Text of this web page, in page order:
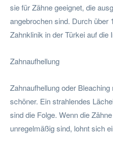
sie für Zähne geeignet, die
angebrochen sind. Durch über
Zahnklinik in der Türkei auf die
Zahnaufhellung
Zahnaufhellung oder
schöner. Ein strahlendes
sind die Folge. Wenn die
unregelmäßig sind, lohnt sich